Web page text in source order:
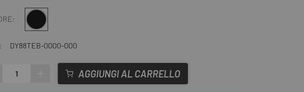
Nero giallo
DY88TEB-0000-000
AGGIUNGI AL CARRELLO